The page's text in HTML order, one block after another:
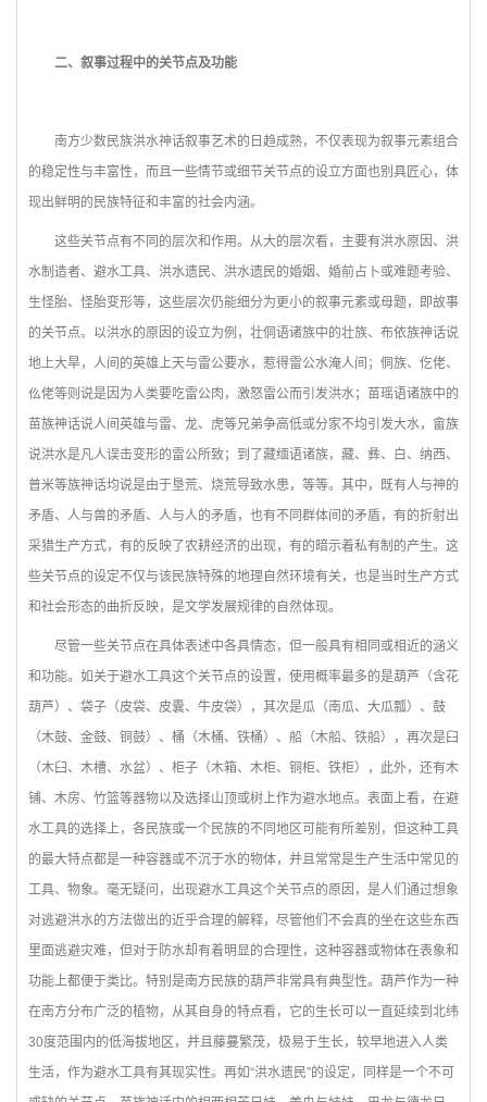
二、叙事过程中的关节点及功能
南方少数民族洪水神话叙事艺术的日趋成熟，不仅表现为叙事元素组合
的稳定性与丰富性，而且一些情节或细节关节点的设立方面也别具匠心，体
现出鲜明的民族特征和丰富的社会内涵。
这些关节点有不同的层次和作用。从大的层次看，主要有洪水原因、洪
水制造者、避水工具、洪水遗民、洪水遗民的婚姻、婚前占卜或难题考验、
生怪胎、怪胎变形等，这些层次仍能细分为更小的叙事元素或母题，即故事
的关节点。以洪水的原因的设立为例，壮侗语诸族中的壮族、布依族神话说
地上大旱，人间的英雄上天与雷公要水，惹得雷公水淹人间；侗族、仡佬、
仫佬等则说是因为人类要吃雷公肉，激怒雷公而引发洪水；苗瑶语诸族中的
苗族神话说人间英雄与雷、龙、虎等兄弟争高低或分家不均引发大水，畲族
说洪水是凡人误击变形的雷公所致；到了藏缅语诸族，藏、彝、白、纳西、
普米等族神话均说是由于垦荒、烧荒导致水患，等等。其中，既有人与神的
矛盾、人与兽的矛盾、人与人的矛盾，也有不同群体间的矛盾，有的折射出
采猎生产方式，有的反映了农耕经济的出现，有的暗示着私有制的产生。这
些关节点的设定不仅与该民族特殊的地理自然环境有关，也是当时生产方式
和社会形态的曲折反映，是文学发展规律的自然体现。
尽管一些关节点在具体表述中各具情态，但一般具有相同或相近的涵义
和功能。如关于避水工具这个关节点的设置，使用概率最多的是葫芦（含花
葫芦）、袋子（皮袋、皮囊、牛皮袋），其次是瓜（南瓜、大瓜瓢）、鼓
（木鼓、金鼓、铜鼓）、桶（木桶、铁桶）、船（木船、铁船），再次是臼
（木臼、木槽、水盆）、柜子（木箱、木柜、铜柜、铁柜），此外，还有木
铺、木房、竹篮等器物以及选择山顶或树上作为避水地点。表面上看，在避
水工具的选择上，各民族或一个民族的不同地区可能有所差别，但这种工具
的最大特点都是一种容器或不沉于水的物体，并且常常是生产生活中常见的
工具、物象。毫无疑问，出现避水工具这个关节点的原因，是人们通过想象
对逃避洪水的方法做出的近乎合理的解释，尽管他们不会真的坐在这些东西
里面逃避灾难，但对于防水却有着明显的合理性，这种容器或物体在表象和
功能上都便于类比。特别是南方民族的葫芦非常具有典型性。葫芦作为一种
在南方分布广泛的植物，从其自身的特点看，它的生长可以一直延续到北纬
30度范围内的低海拔地区，并且藤蔓繁茂，极易于生长，较早地进入人类
生活，作为避水工具有其现实性。再如“洪水遗民”的设定，同样是一个不可